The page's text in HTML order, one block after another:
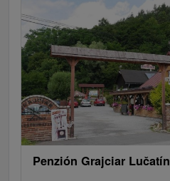
Penzión Grajciar Lučatín